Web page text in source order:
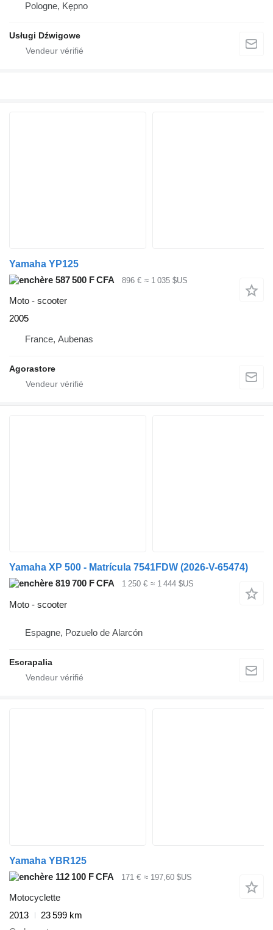
Pologne, Kępno
Usługi Dźwigowe
Yamaha YP125
587 500 F CFA
896 € ≈ 1 035 $US
Moto - scooter
2005
France, Aubenas
Agorastore
Yamaha XP 500 - Matrícula 7541FDW (2026-V-65474)
819 700 F CFA
1 250 € ≈ 1 444 $US
Moto - scooter
Espagne, Pozuelo de Alarcón
Escrapalia
Yamaha YBR125
112 100 F CFA
171 € ≈ 197,60 $US
Motocyclette
2013
23 599 km